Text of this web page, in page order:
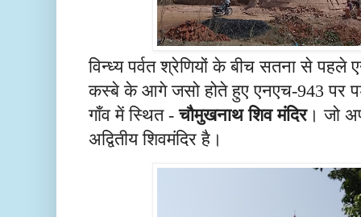
विन्ध्य पर्वत श्रेणियों के बीच सतना से पहले
कस्बे के आगे जसो होते हुए एनएच-943 पर
गाँव में स्थित -चौमुखनाथ शिव मंदिर। जो
अद्वितीय शिवमंदिर है।